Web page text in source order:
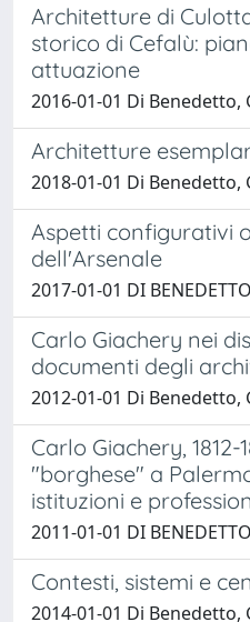
Architetture di
storico di Cefalù:
attuazione
2016-01-01 Di Benedetto,
Architetture
2018-01-01 Di Benedetto,
Aspetti configurativi
dell'Arsenale
2017-01-01 DI
Carlo Giachery nei
documenti degli
2012-01-01 Di Benedetto,
Carlo Giachery,
"borghese" a
istituzioni e
2011-01-01 DI
Contesti, sistemi e
2014-01-01 Di Benedetto,